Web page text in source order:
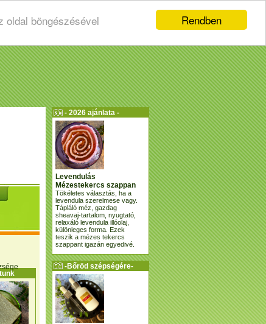
Rendben
oldal böngészésével
- 2026 ajánlata -
Levendulás
Mézestekercs szappan
Tökéletes választás, ha a
levendula szerelmese vagy.
Tápláló méz, gazdag
sheavaj-tartalom, nyugtató,
relaxáló levendula illóolaj,
különleges forma. Ezek
teszik a mézes tekercs
szappant igazán egyedivé.
-Bőröd szépségére-